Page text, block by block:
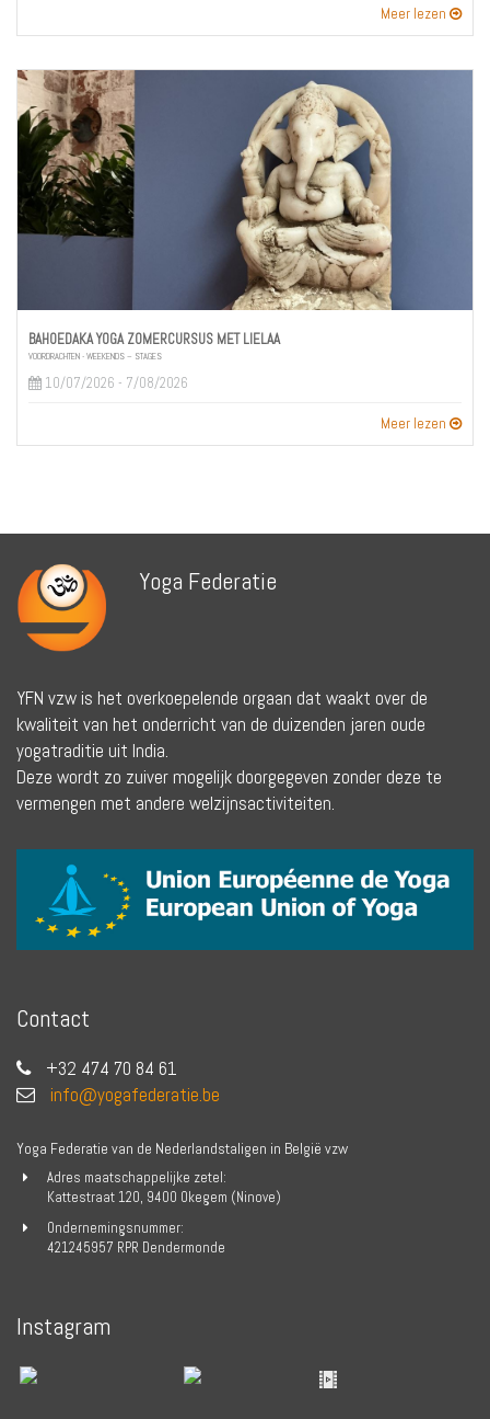
Meer lezen
BAHOEDAKA YOGA ZOMERCURSUS MET LIELAA
VOORDRACHTEN - WEEKENDS – STAGES
10/07/2026 - 7/08/2026
Meer lezen
Yoga Federatie
YFN vzw is het overkoepelende orgaan dat waakt over de
kwaliteit van het onderricht van de duizenden jaren oude
yogatraditie uit India.
Deze wordt zo zuiver mogelijk doorgegeven zonder deze te
vermengen met andere welzijnsactiviteiten.
Contact
+32 474 70 84 61
info@yogafederatie.be
Yoga Federatie van de Nederlandstaligen in België vzw
Adres maatschappelijke zetel:
Kattestraat 120, 9400 Okegem (Ninove)
Ondernemingsnummer:
421245957 RPR Dendermonde
Instagram